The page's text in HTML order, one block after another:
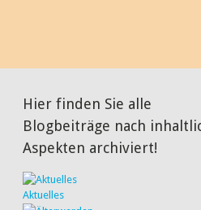
Hier finden Sie alle
Blogbeiträge nach
Aspekten archiviert!
Aktuelles